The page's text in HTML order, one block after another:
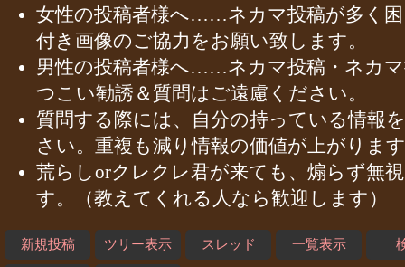
女性の投稿者様へ……ネカマ投稿が多く
付き画像のご協力をお願い致します。
男性の投稿者様へ……ネカマ投稿・ネカ
つこい勧誘＆質問はご遠慮ください。
質問する際には、自分の持っている情報
さい。重複も減り情報の価値が上がりま
荒らしorクレクレ君が来ても、煽らず無
す。（教えてくれる人なら歓迎します）
新規投稿 ツリー表示 スレッド 一覧表示